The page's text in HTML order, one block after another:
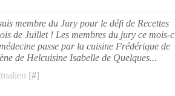
membre du Jury pour le défi de Recettes
de Juillet ! Les membres du jury ce mois-c
passe par la cuisine Frédérique de
de Helcuisine Isabelle de Quelques...
[#]